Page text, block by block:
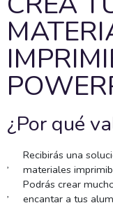
¿Por qué
Recibirás una
materiales
Podrás crear
encantar a tus